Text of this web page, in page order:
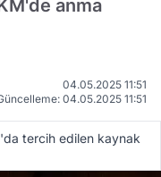
anma
04.05.2025 11:51
04.05.2025 11:51
tercih edilen kaynak